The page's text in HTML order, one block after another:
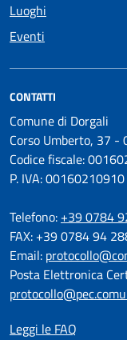
Luoghi
Eventi
CONTATTI
Comune di Dorgali
Corso Umberto, 37 -
Codice fiscale:
P. IVA: 00160210910
Telefono: +39 0784
FAX: +39 0784 94
Email:
Posta Elettronica
Leggi le FAQ